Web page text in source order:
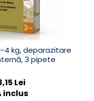
kg, deparazitare
3 pipete
Lei
inclus